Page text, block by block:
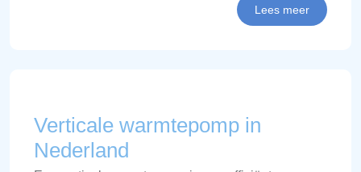
Lees meer
Verticale warmtepomp in
Nederland